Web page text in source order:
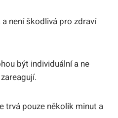
není škodlivá pro zdraví
být individuální a ne
trvá pouze několik minut a